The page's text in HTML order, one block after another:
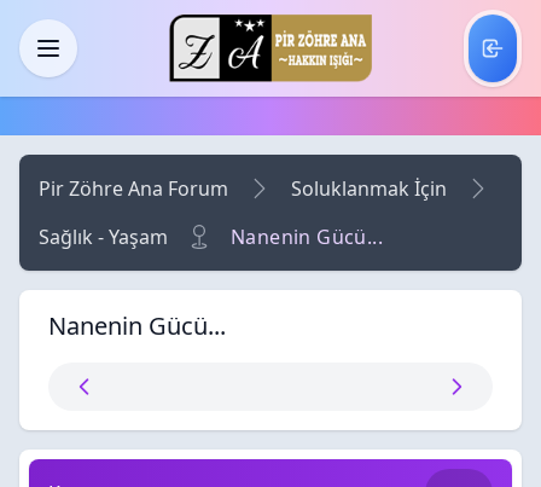
Skip to main content
Menü
Pir Zöhre Ana Forum
Soluklanmak İçin
Sağlık - Yaşam
Nanenin Gücü...
Nanenin Gücü...